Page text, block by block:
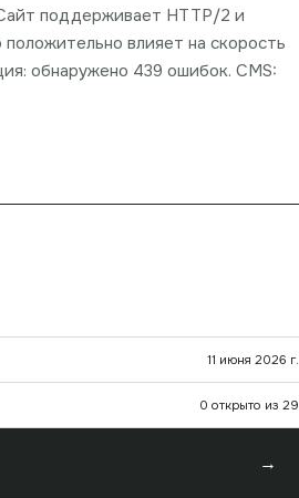
поддерживает HTTP/2 и
влияет на скорость
обнаружено 439 ошибок. CMS:
11 июня 2026 г.
0 открыто из 29
→